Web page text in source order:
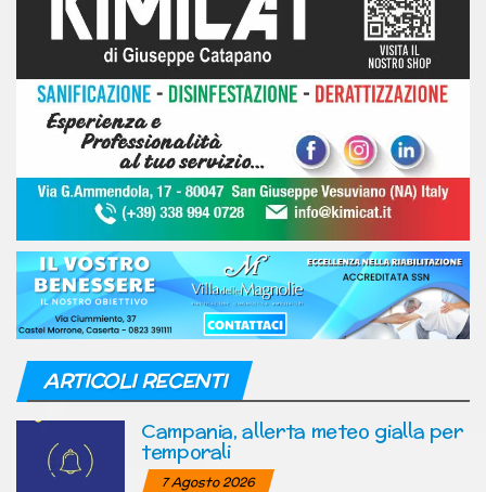
ARTICOLI RECENTI
Campania, allerta meteo gialla per
temporali
7 Agosto 2026